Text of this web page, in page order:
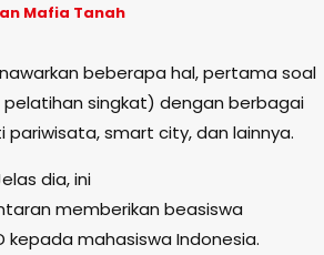
Mafia Tanah
beberapa hal, pertama soal
singkat) dengan berbagai
smart city, dan lainnya.
dia, ini
memberikan beasiswa
kepada mahasiswa Indonesia.